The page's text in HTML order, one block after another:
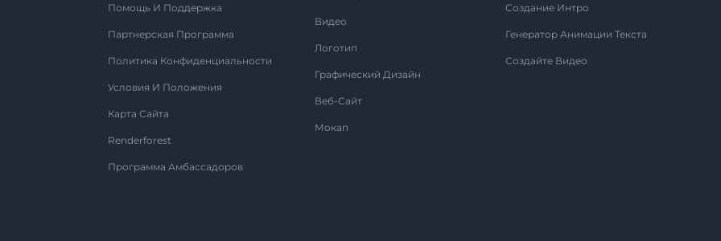
Помощь И Поддержка
Партнерская Программа
Политика Конфиденциальности
Условия И Положения
Карта Сайта
Renderforest
Программа Амбассадоров
Видео
Логотип
Графический Дизайн
Веб-Сайт
Мокап
Создание Интро
Генератор Анимации Текста
Создайте Видео